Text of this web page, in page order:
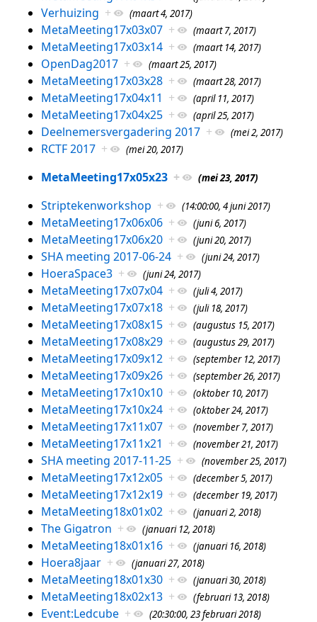
Verhuizing + (maart 4, 2017)
MetaMeeting17x03x07 + (maart 7, 2017)
MetaMeeting17x03x14 + (maart 14, 2017)
OpenDag2017 + (maart 25, 2017)
MetaMeeting17x03x28 + (maart 28, 2017)
MetaMeeting17x04x11 + (april 11, 2017)
MetaMeeting17x04x25 + (april 25, 2017)
Deelnemersvergadering 2017 + (mei 2, 2017)
RCTF 2017 + (mei 20, 2017)
MetaMeeting17x05x23 + (mei 23, 2017)
Striptekenworkshop + (14:00:00, 4 juni 2017)
MetaMeeting17x06x06 + (juni 6, 2017)
MetaMeeting17x06x20 + (juni 20, 2017)
SHA meeting 2017-06-24 + (juni 24, 2017)
HoeraSpace3 + (juni 24, 2017)
MetaMeeting17x07x04 + (juli 4, 2017)
MetaMeeting17x07x18 + (juli 18, 2017)
MetaMeeting17x08x15 + (augustus 15, 2017)
MetaMeeting17x08x29 + (augustus 29, 2017)
MetaMeeting17x09x12 + (september 12, 2017)
MetaMeeting17x09x26 + (september 26, 2017)
MetaMeeting17x10x10 + (oktober 10, 2017)
MetaMeeting17x10x24 + (oktober 24, 2017)
MetaMeeting17x11x07 + (november 7, 2017)
MetaMeeting17x11x21 + (november 21, 2017)
SHA meeting 2017-11-25 + (november 25, 2017)
MetaMeeting17x12x05 + (december 5, 2017)
MetaMeeting17x12x19 + (december 19, 2017)
MetaMeeting18x01x02 + (januari 2, 2018)
The Gigatron + (januari 12, 2018)
MetaMeeting18x01x16 + (januari 16, 2018)
Hoera8jaar + (januari 27, 2018)
MetaMeeting18x01x30 + (januari 30, 2018)
MetaMeeting18x02x13 + (februari 13, 2018)
Event:Ledcube + (20:30:00, 23 februari 2018)